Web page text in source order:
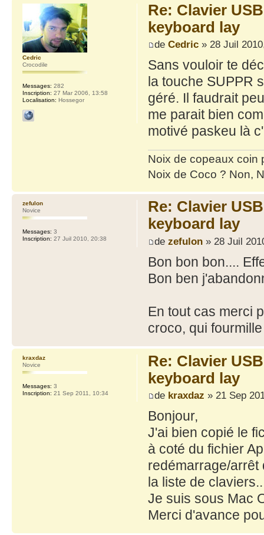
Re: Clavier
keyboard lay
de Cedric» 28 Juil
Sans vouloir te
la touche SUPPR
géré. Il faudrait
me parait bien
motivé paskeu là
Noix de copeaux coin
Noix de Coco ? Non,
Cedric
Crocodile
Messages: 282
Inscription: 27 Mar 2006, 13:58
Localisation: Hossegor
Re: Clavier
keyboard lay
de zefulon» 28 Juil
Bon bon bon....
Bon ben
En tout cas merci
croco, qui
zefulon
Novice
Messages: 3
Inscription: 27 Juil 2010, 20:38
Re: Clavier
keyboard lay
de kraxdaz » 21 Sep
Bonjour,
J'ai bien copié le
à coté du fichier
redémarrage/arrêt
la liste de
Je suis sous Mac
Merci d'avance
kraxdaz
Novice
Messages: 3
Inscription: 21 Sep 2011, 10:34